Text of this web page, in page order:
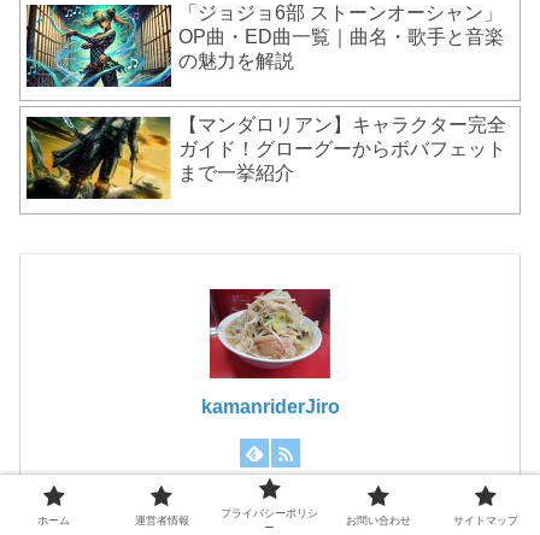
「ジョジョ6部 ストーンオーシャン」
OP曲・ED曲一覧｜曲名・歌手と音楽
の魅力を解説
【マンダロリアン】キャラクター完全
ガイド！グローグーからボバフェット
まで一挙紹介
kamanriderJiro
ホーム 運営者情報
プライバシーポリシ
ー
お問い合わせ サイトマップ